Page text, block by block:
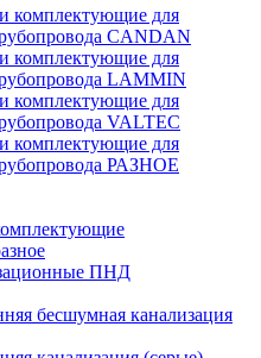
комплектующие для
CANDAN
комплектующие для
LAMMIN
комплектующие для
VALTEC
комплектующие для
РАЗНОЕ
ПНД
бесшумная канализация